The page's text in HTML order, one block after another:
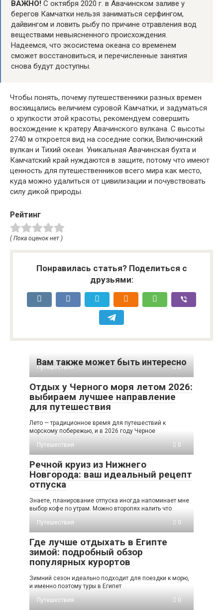
ВАЖНО! С октября 2020 г. в Авачинском заливе у
берегов Камчатки нельзя заниматься серфингом,
дайвингом и ловить рыбу по причине отравления вод
веществами невыясненного происхождения.
Надеемся, что экосистема океана со временем
сможет восстановиться, и перечисленные занятия
снова будут доступны.
Чтобы понять, почему путешественники разных времен
восхищались величием суровой Камчатки, и задуматься
о хрупкости этой красоты, рекомендуем совершить
восхождение к кратеру Авачинского вулкана. С высоты
2740 м откроется вид на соседние сопки, Вилючинский
вулкан и Тихий океан. Уникальная Авачинская бухта и
Камчатский край нуждаются в защите, потому что имеют
ценность для путешественников всего мира как место,
куда можно удалиться от цивилизации и почувствовать
силу дикой природы.
Рейтинг
( Пока оценок нет )
Понравилась статья? Поделиться с
друзьями:
Вам также может быть интересно
Путешествия 0
Отдых у Черного моря летом 2026:
выбираем лучшее направление
для путешествия
Лето — традиционное время для путешествий к
морскому побережью, и в 2026 году Черное
Путешествия
0
Речной круиз из Нижнего
Новгорода: ваш идеальный рецепт
отпуска
Знаете, планирование отпуска иногда напоминает мне
выбор кофе по утрам. Можно второпях налить что
Путешествия
0
Где лучше отдыхать в Египте
зимой: подробный обзор
популярных курортов
Зимний сезон идеально подходит для поездки к морю,
и именно поэтому туры в Египет
Путешествия
0